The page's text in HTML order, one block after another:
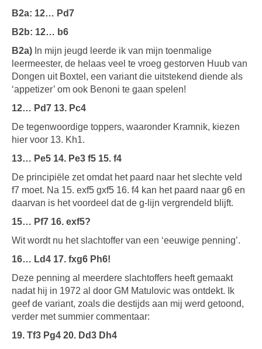
B2a: 12… Pd7
B2b: 12… b6
B2a) In mijn jeugd leerde ik van mijn toenmalige
leermeester, de helaas veel te vroeg gestorven Huub van
Dongen uit Boxtel, een variant die uitstekend diende als
‘appetizer’ om ook Benoni te gaan spelen!
12… Pd7 13. Pc4
De tegenwoordige toppers, waaronder Kramnik, kiezen
hier voor 13. Kh1.
13… Pe5 14. Pe3 f5 15. f4
De principiële zet omdat het paard naar het slechte veld
f7 moet. Na 15. exf5 gxf5 16. f4 kan het paard naar g6 en
daarvan is het voordeel dat de g-lijn vergrendeld blijft.
15… Pf7 16. exf5?
Wit wordt nu het slachtoffer van een ‘eeuwige penning’.
16… Ld4 17. fxg6 Ph6!
Deze penning al meerdere slachtoffers heeft gemaakt
nadat hij in 1972 al door GM Matulovic was ontdekt. Ik
geef de variant, zoals die destijds aan mij werd getoond,
verder met summier commentaar:
19. Tf3 Pg4 20. Dd3 Dh4